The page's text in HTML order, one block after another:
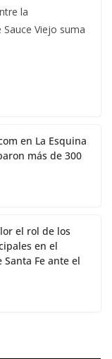
la
Viejo suma
en La Esquina
más de 300
el rol de los
en el
Fe ante el